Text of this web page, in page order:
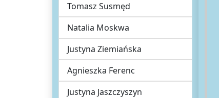
Tomasz Susmęd
Natalia Moskwa
Justyna Ziemiańska
Agnieszka Ferenc
Justyna Jaszczyszyn